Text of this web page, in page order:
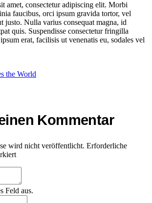
amet, consectetur adipiscing elit. Morbi
faucibus, orci ipsum gravida tortor, vel
justo. Nulla varius consequat magna, id
quis. Suspendisse consectetur fringilla
erat, facilisis ut venenatis eu, sodales vel
the World
Kommentar
wird nicht veröffentlicht. Erforderliche
Feld aus.